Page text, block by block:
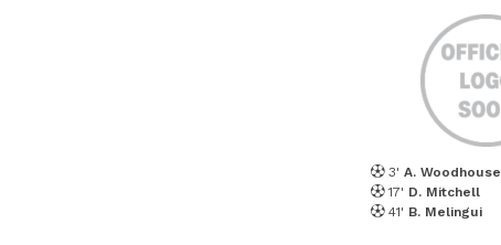
3' A. Woodhouse
17' D. Mitchell
41' B. Melingui